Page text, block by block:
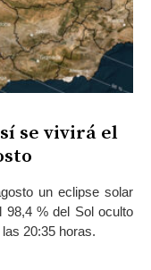
se vivirá el
un eclipse solar
98,4 % del Sol oculto
20:35 horas.